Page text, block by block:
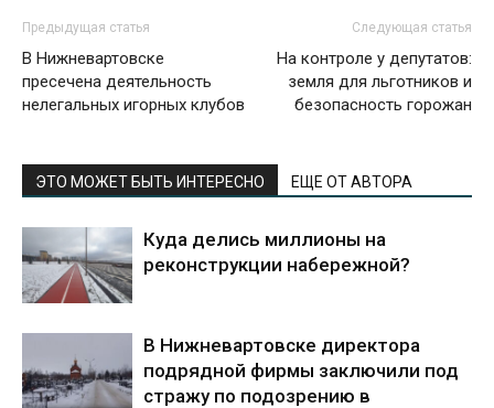
Предыдущая статья
В Нижневартовске
пресечена деятельность
нелегальных игорных клубов
Следующая статья
На контроле у депутатов:
земля для льготников и
безопасность горожан
ЭТО МОЖЕТ БЫТЬ ИНТЕРЕСНО ЕЩЕ ОТ АВТОРА
Куда делись миллионы на
реконструкции набережной?
В Нижневартовске директора
подрядной фирмы заключили под
стражу по подозрению в